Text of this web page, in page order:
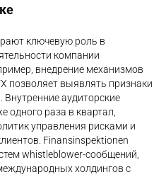
ключевую роль в
компании
внедрение механизмов
позволяет выявлять признаки
аудиторские
одного раза в квартал,
управления рисками и
Finansinspektionen
whistleblower-сообщений,
холдингов с